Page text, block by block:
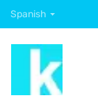
Spanish